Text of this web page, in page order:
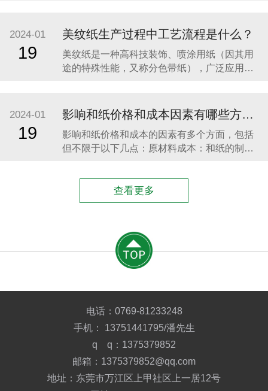
如纸张、布料、塑料等。在使用双面美纹纸
时，可以按照以下步骤进行：​1、确保被粘贴的
表面干净、干燥、平整。2、选择合适的双面美
纹纸型号和
2024-01
19
美纹纸生产过程中工艺流程是什么？
​美纹纸是一种高科技装饰、喷涂用纸（因其用
途的特殊性能，又称分色带纸），广泛应用于
骤：​添加原料：首先需要添加制造美纹纸所需
的原料，如丙烯酸等。乳化：将原料加入乳化
罐进行乳化。反应釜加热：将乳化后的原料放
入反应釜进行加热
2024-01
19
影响和纸价格和成本因素有哪些方面？
​影响和纸价格和成本的因素有多个方面，包括
但不限于以下几点：原材料成本：和纸的制作
和售价。​生产工艺与技术：和纸的生产工艺相
对独特，传统的和纸制作工艺可能需要更多的
技术引入也会对成
查看更多
电话： 0769-81233248
手机： 13751441795/潘先生
q q：1375379852
邮箱：1375379852@qq.com
地址：东莞市万江区上甲社区上一居12号